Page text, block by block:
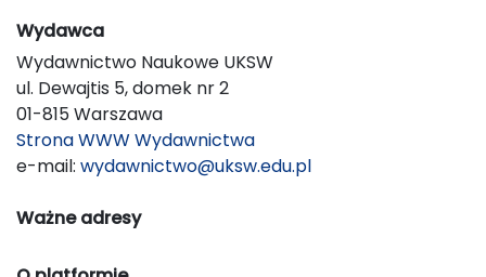
Wydawca
Wydawnictwo Naukowe UKSW
ul. Dewajtis 5, domek nr 2
01-815 Warszawa
Strona WWW Wydawnictwa
e-mail: wydawnictwo@uksw.edu.pl
Ważne adresy